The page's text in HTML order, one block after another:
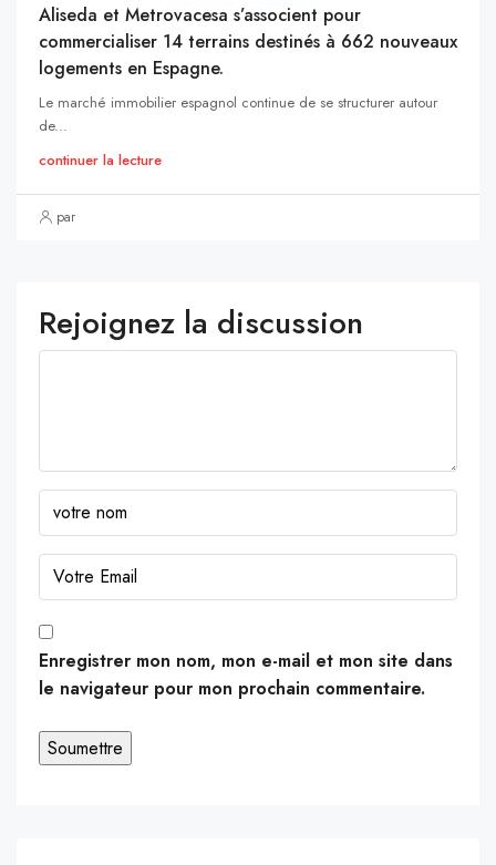
Aliseda et Metrovacesa s’associent pour
commercialiser 14 terrains destinés à 662 nouveaux
logements en Espagne.
Le marché immobilier espagnol continue de se structurer autour
de...
continuer la lecture
par
Rejoignez la discussion
Enregistrer mon nom, mon e-mail et mon site dans
le navigateur pour mon prochain commentaire.